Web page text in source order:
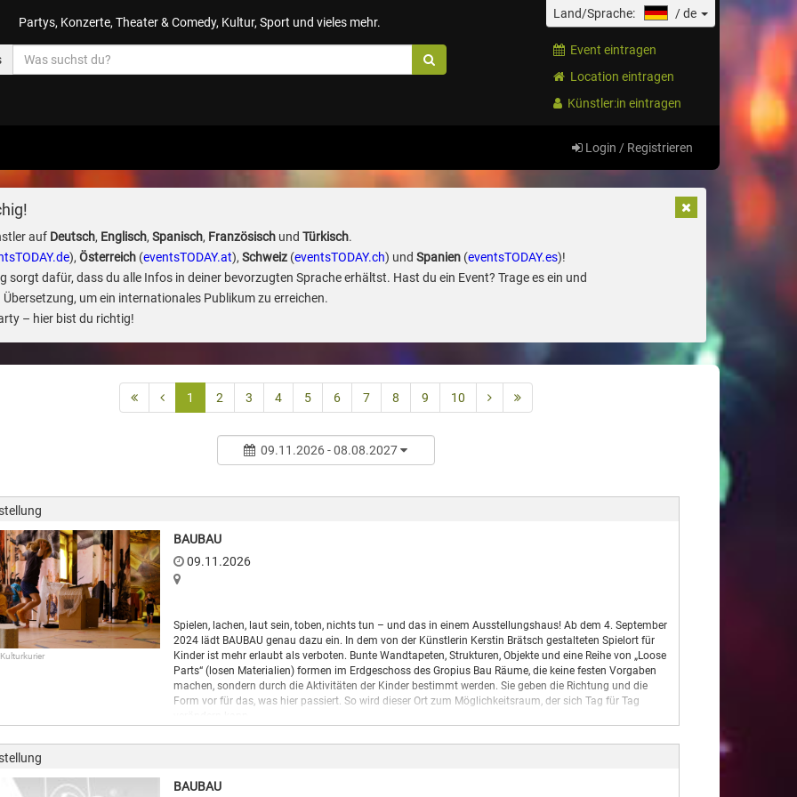
Partys, Konzerte, Theater & Comedy, Kultur, Sport und vieles mehr.
Land/Sprache: /de
Event eintragen
Location eintragen
Künstler:in eintragen
Login / Registrieren
auf Deutsch, Englisch, Spanisch, Französischund Türkisch.
), Österreich(eventsTODAY.at), Schweiz(eventsTODAY.ch) und Spanien(eventsTODAY.es)!
sorgt dafür, dass du alle Infos in deiner bevorzugten Sprache erhältst. Hast du ein Event? Trage es ein und
um ein internationales Publikum zu erreichen.
– hier bist du richtig!
1 2 3 4 5 6 7 8 9 10
09.11.2026 - 08.08.2027
Kulturkurier
BAUBAU
09.11.2026
Spielen, lachen, laut sein, toben, nichts tun – und das in einem Ausstellungshaus! Ab dem 4. September
2024 lädt BAUBAU genau dazu ein. In dem von der Künstlerin Kerstin Brätsch gestalteten Spielort für
Kinder ist mehr erlaubt als verboten. Bunte Wandtapeten, Strukturen, Objekte und eine Reihe von „Loose
Parts“ (losen Materialien) formen im Erdgeschoss des Gropius Bau Räume, die keine festen Vorgaben
machen, sondern durch die Aktivitäten der Kinder bestimmt werden. Sie geben die Richtung und die
Form vor für das, was hier passiert. So wird dieser Ort zum Möglichkeitsraum, der sich Tag für Tag
BAUBAU